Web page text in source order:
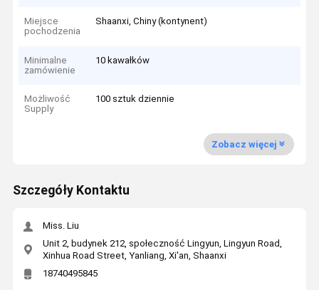
Miejsce
pochodzenia
Shaanxi, Chiny (kontynent)
Minimalne
zamówienie
10 kawałków
Możliwość
Supply
100 sztuk dziennie
Zobacz więcej
Szczegóły Kontaktu
Miss. Liu
Unit 2, budynek 212, społeczność Lingyun, Lingyun Road,
Xinhua Road Street, Yanliang, Xi'an, Shaanxi
18740495845